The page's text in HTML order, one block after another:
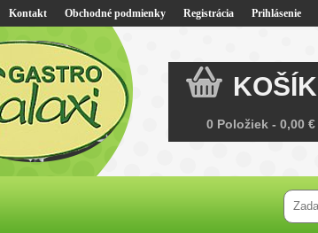
Kontakt Obchodné podmienky Registrácia Prihlásenie
KOŠÍK
0 Položiek - 0,00 €